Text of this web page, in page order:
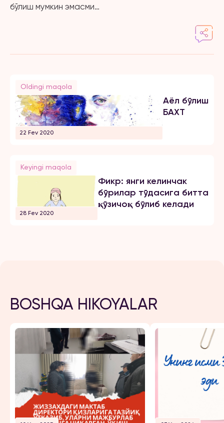
бўлиш мумкин эмасми…
Oldingi maqola
22 Fev 2020
Аёл бўлиш
БАХТ
Keyingi maqola
28 Fev 2020
Фикр: янги келинчак
бўрилар тўдасига битта
қўзичоқ бўлиб келади
BOSHQA HIKOYALAR